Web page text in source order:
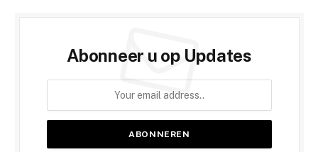
Abonneer u op Updates